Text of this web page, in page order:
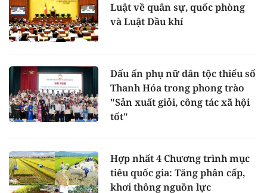
Luật về quân sự, quốc phòng
và Luật Dầu khí
Dấu ấn phụ nữ dân tộc thiểu số
Thanh Hóa trong phong trào
"Sản xuất giỏi, công tác xã hội
tốt"
Hợp nhất 4 Chương trình mục
tiêu quốc gia: Tăng phân cấp,
khơi thông nguồn lực